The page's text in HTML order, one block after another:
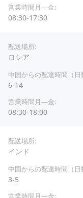
08:30-17:30
ロシア
6-14
08:30-18:00
インド
3-5